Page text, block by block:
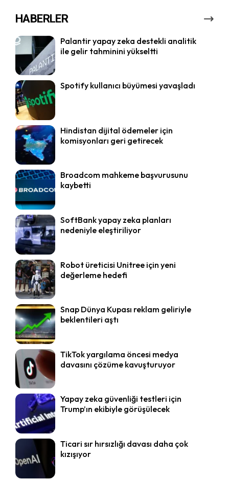
HABERLER
Palantir yapay zeka destekli analitik
ile gelir tahminini yükseltti
Spotify kullanıcı büyümesi yavaşladı
Hindistan dijital ödemeler için
komisyonları geri getirecek
Broadcom mahkeme başvurusunu
kaybetti
SoftBank yapay zeka planları
nedeniyle eleştiriliyor
Robot üreticisi Unitree için yeni
değerleme hedefi
Snap Dünya Kupası reklam geliriyle
beklentileri aştı
TikTok yargılama öncesi medya
davasını çözüme kavuşturuyor
Yapay zeka güvenliği testleri için
Trump’ın ekibiyle görüşülecek
Ticari sır hırsızlığı davası daha çok
kızışıyor